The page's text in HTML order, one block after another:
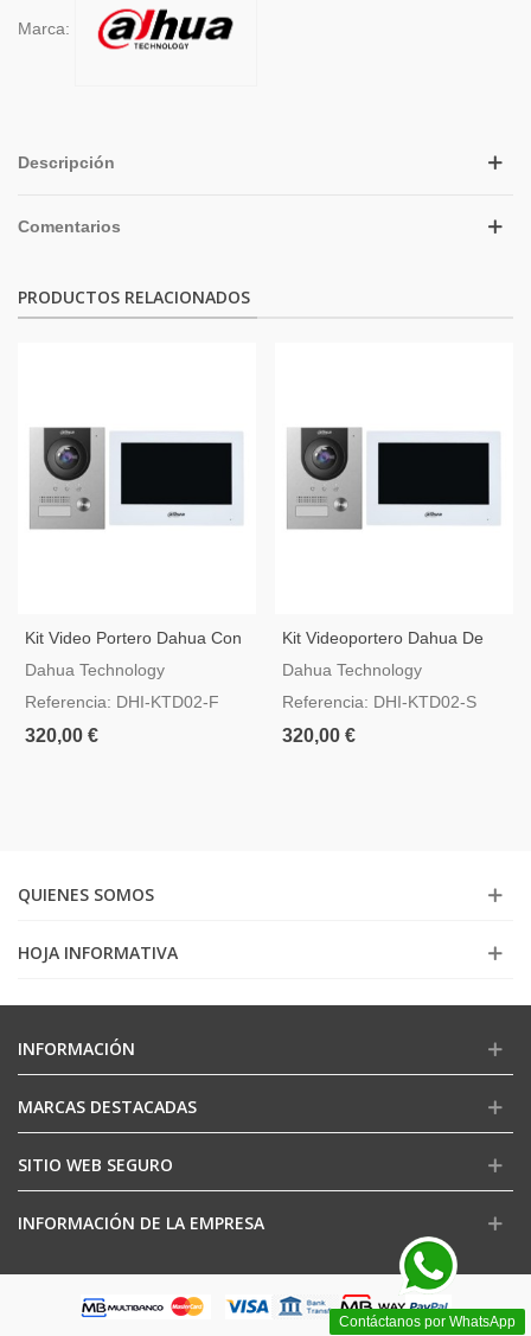
Marca:
Descripción
Comentarios
PRODUCTOS RELACIONADOS
Kit Video Portero Dahua Con
Conexión A Dos Hilos Y Caja
Dahua Technology
Referencia: DHI-KTD02-F
320,00 €
Kit Videoportero Dahua De
Interconexión A Dos Hilos
KTD02-S
Dahua Technology
Referencia: DHI-KTD02-S
320,00 €
QUIENES SOMOS
HOJA INFORMATIVA
Contáctanos por WhatsApp
INFORMACIÓN
MARCAS DESTACADAS
SITIO WEB SEGURO
INFORMACIÓN DE LA EMPRESA